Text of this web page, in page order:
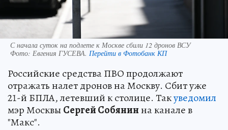
С начала суток на подлете к Москве сбили 12 дронов ВСУ
Фото: Евгения ГУСЕВА. Перейти в Фотобанк КП
Российские средства ПВО продолжают
отражать налет дронов на Москву. Сбит уже
21-й БПЛА, летевший к столице. Такуведомил
мэр Москвы Сергей Собянинна канале в
"Макс".